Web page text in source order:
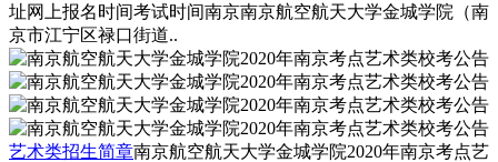
址网上报名时间考试时间南京南京航空航天大学金城学院（南
京市江宁区禄口街道..
艺术类招生简章南京航空航天大学金城学院2020年南京考点艺